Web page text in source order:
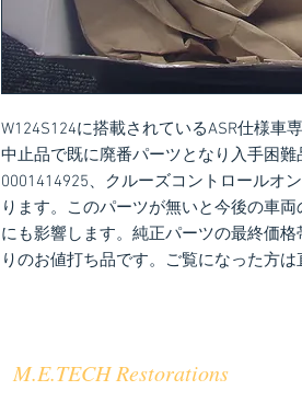
W124S124に搭載されているASR仕様車
中止品で既に廃番パーツとなり入手困
0001414925、クルーズコントロールオ
ります。このパーツが無いと今後の車
にも影響します。純正パーツの最終価
りのお値打ち品です。ご覧になった方は
M.E.TECH Restorations